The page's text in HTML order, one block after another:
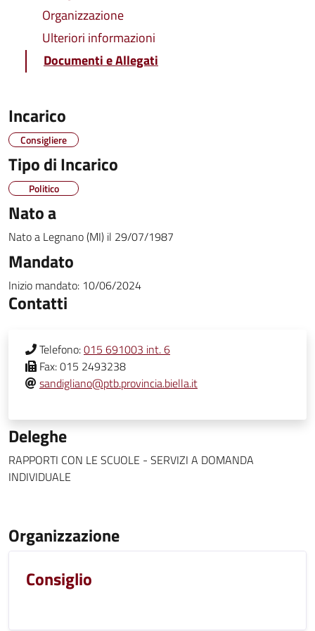
Organizzazione
Ulteriori informazioni
Documenti e Allegati
Incarico
Consigliere
Tipo di Incarico
Politico
Nato a
Nato a Legnano (MI) il 29/07/1987
Mandato
Inizio mandato: 10/06/2024
Contatti
Telefono:015 691003 int. 6
Fax:015 2493238
sandigliano@ptb.provincia.biella.it
Deleghe
RAPPORTI CON LE SCUOLE - SERVIZI A DOMANDA
INDIVIDUALE
Organizzazione
Consiglio